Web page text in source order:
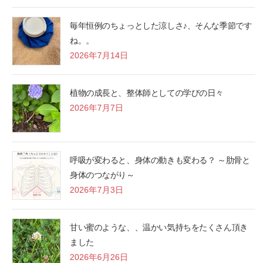
毎年恒例のちょっとした涼しさ♪、そんな季節です
ね。。
2026年7月14日
植物の成長と、整体師としての学びの日々
2026年7月7日
呼吸が変わると、身体の動きも変わる？ ～肋骨と
身体のつながり～
2026年7月3日
甘い蜜のような、、温かい気持ちをたくさん頂き
ました
2026年6月26日